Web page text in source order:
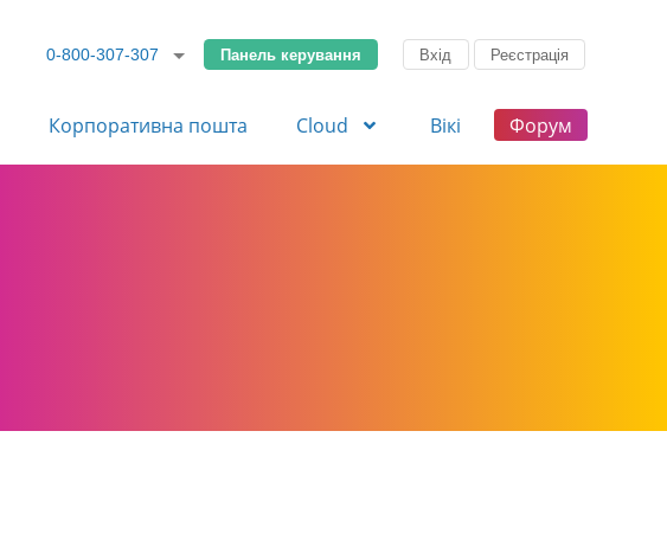
0-800-307-307 Панель керування Вхід Реєстрація
Корпоративна пошта Cloud Вікі Форум